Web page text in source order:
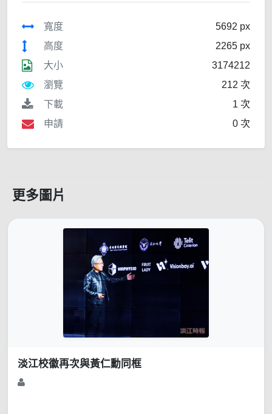
寬度
5692 px
高度
2265 px
大小
3174212
瀏覽
212 次
下載
1 次
申請
0 次
更多圖片
淡江校徽再次與黃仁勳同框